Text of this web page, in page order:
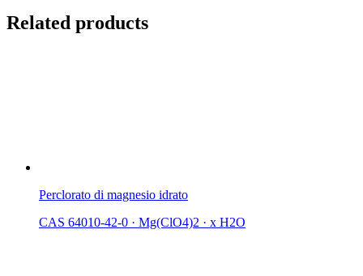
Related products
Perclorato di magnesio idrato
CAS 64010-42-0 · Mg(ClO4)2 · x H2O